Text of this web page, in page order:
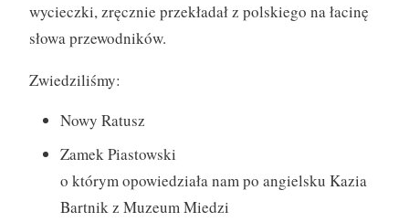
wycieczki, zręcznie przekładał z polskiego na łacinę
słowa przewodników.
Zwiedziliśmy:
Nowy Ratusz
Zamek Piastowski
o którym opowiedziała nam po angielsku Kazia
Bartnik z Muzeum Miedzi